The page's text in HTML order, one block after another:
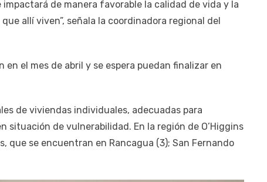
de manera favorable la calidad de vida y la
allí viven”, señala la coordinadora regional del
en el mes de abril y se espera puedan finalizar en
de viviendas individuales, adecuadas para
situación de vulnerabilidad. En la región de O’Higgins
que se encuentran en Rancagua (3); San Fernando